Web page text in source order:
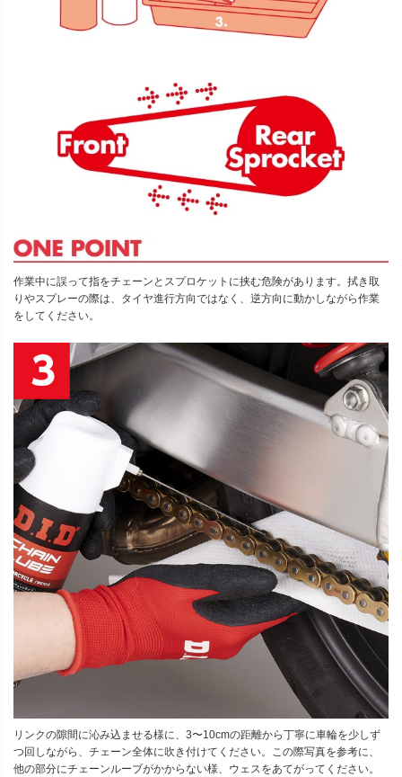
作業中に誤って指をチェーンとスプロケットに挟む危険があります。拭き取
りやスプレーの際は、タイヤ進行方向ではなく、逆方向に動かしながら作業
をしてください。
リンクの隙間に沁み込ませる様に、3〜10cmの距離から丁寧に車輪を少しず
つ回しながら、チェーン全体に吹き付けてください。この際写真を参考に、
他の部分にチェーンルーブがかからない様、ウェスをあてがってください。